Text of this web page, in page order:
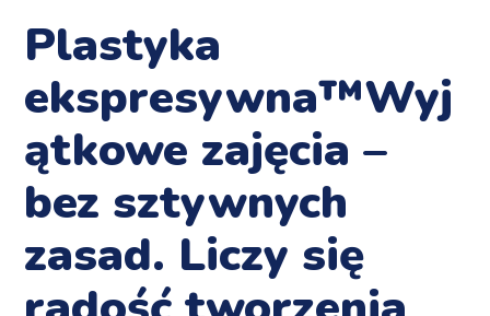
Plastyka
ekspresywna™️Wyj
ątkowe zajęcia –
bez sztywnych
zasad. Liczy się